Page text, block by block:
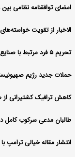
امضای توافقنامه نظامی
الاخبار از تقویت
تحریم ۵ فرد مرتبط با صنایع دفاعی روسیه توسط اتحادیه اروپا
حملات جدید رژیم
کاهش ترافیک کشتیرانی از
طالبان مدعی سرکوب کامل
انتشار مقاله خیالی ترامپ